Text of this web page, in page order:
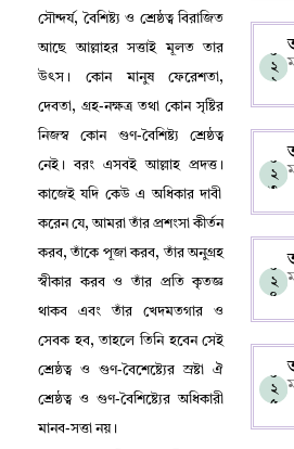
সৌন্দর্য, বৈশিষ্ট্য ও শ্রেষ্ঠত্ব বিরাজিত
আছে আল্লাহর সত্তাই মূলত তার
উৎস । কোন মানুষ ফেরেশতা,
দেবতা,গ্রহ-নক্ষত্র তথা কোন সৃষ্টির
নিজস্ব কোন গুণ-বৈশিষ্ট্য শ্রেষ্ঠত্ব
নেই । বরং এসবই আল্লাহ‌ প্রদত্ত ।
কাজেই যদি কেউ এ অধিকার দাবী
করেন যে,আমরা তাঁর প্রশংসা কীর্তন
করব,তাঁকে পূজা করব,তাঁর অনুগ্রহ
স্বীকার করব ও তাঁর প্রতি কৃতজ্ঞ
থাকব এবং তাঁর খেদমতগার ও
সেবক হব,তাহলে তিনি হবেন সেই
শ্রেষ্ঠত্ব ও গুণ-বৈশেষ্ট্যের স্রষ্টা ঐ
শ্রেষ্ঠত্ব ও গুণ-বৈশিষ্ট্যের অধিকারী
মানব-সত্তা নয়।
০
২
২
০
২
৩
০
২
৪
০
২
৫